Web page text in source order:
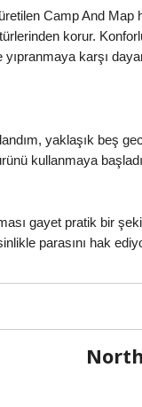
Camp And
korur.
karşı
yaklaşık beş
kullanmaya
gayet pratik bir
parasını hak